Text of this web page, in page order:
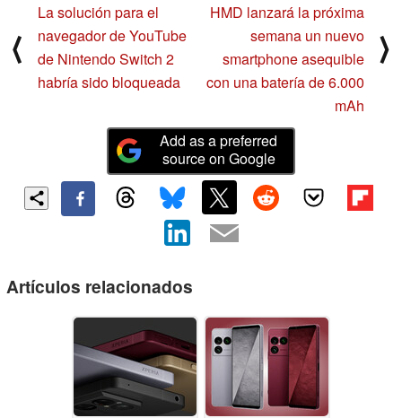
⟨
La solución para el
navegador de YouTube
de Nintendo Switch 2
habría sido bloqueada
HMD lanzará la próxima
semana un nuevo
smartphone asequible
con una batería de 6.000
mAh
⟩
Add as a preferred
source on Google
Artículos relacionados